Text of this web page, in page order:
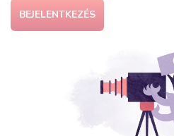
BEJELENTKEZÉS